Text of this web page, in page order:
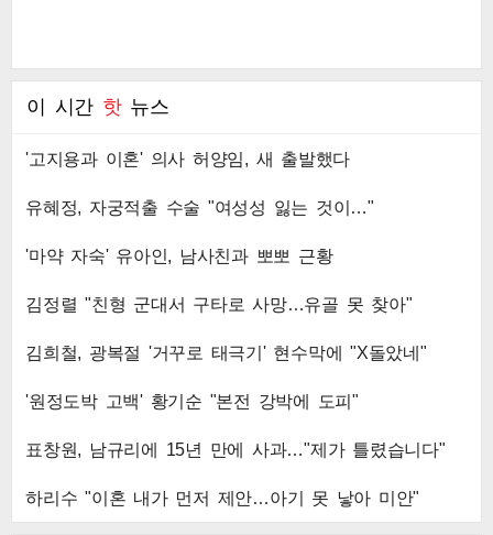
이 시간 핫뉴스
'고지용과 이혼' 의사 허양임, 새 출발했다
유혜정, 자궁적출 수술 "여성성 잃는 것이…"
'마약 자숙' 유아인, 남사친과 뽀뽀 근황
김정렬 "친형 군대서 구타로 사망…유골 못 찾아"
김희철, 광복절 '거꾸로 태극기' 현수막에 "X돌았네"
'원정도박 고백' 황기순 "본전 강박에 도피"
표창원, 남규리에 15년 만에 사과…"제가 틀렸습니다"
하리수 "이혼 내가 먼저 제안…아기 못 낳아 미안"